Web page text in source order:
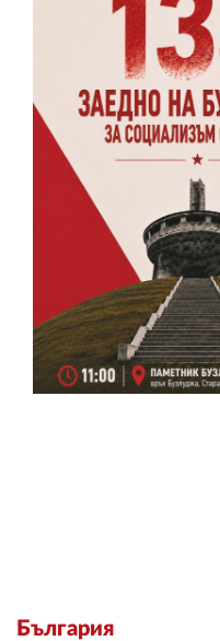
България